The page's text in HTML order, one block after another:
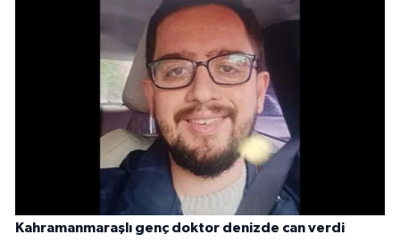
Kahramanmaraşlı genç doktor denizde can verdi